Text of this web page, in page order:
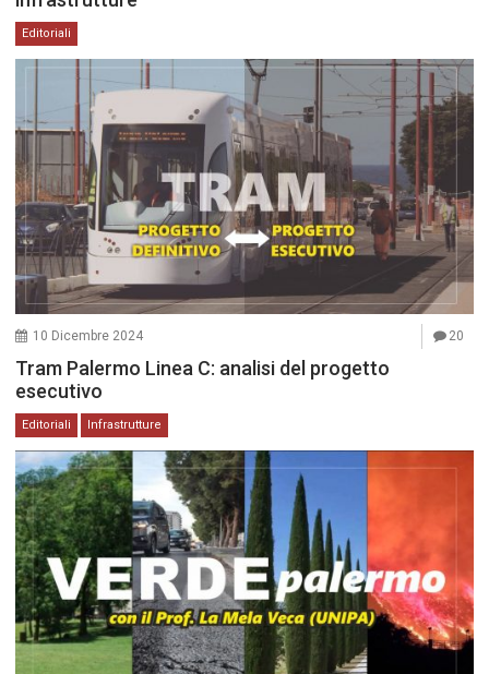
Editoriali
10 Dicembre 2024 20
Tram Palermo Linea C: analisi del progetto
esecutivo
Editoriali Infrastrutture